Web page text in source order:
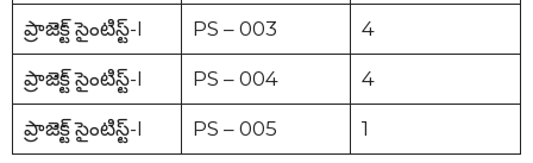
ప్రాజెక్ట్ సైంటిస్ట్-I PS – 003 4
ప్రాజెక్ట్ సైంటిస్ట్-I PS – 004 4
ప్రాజెక్ట్ సైంటిస్ట్-I PS – 005 1